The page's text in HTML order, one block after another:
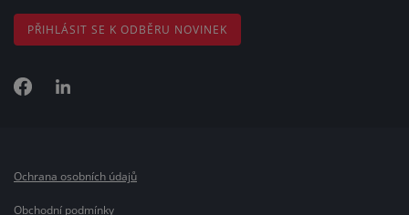
PŘIHLÁSIT SE K ODBĚRU NOVINEK
Ochrana osobních údajů
Obchodní podmínky